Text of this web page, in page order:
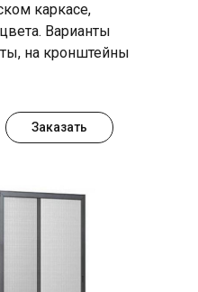
каркасе,
Варианты
на кронштейны
Заказать